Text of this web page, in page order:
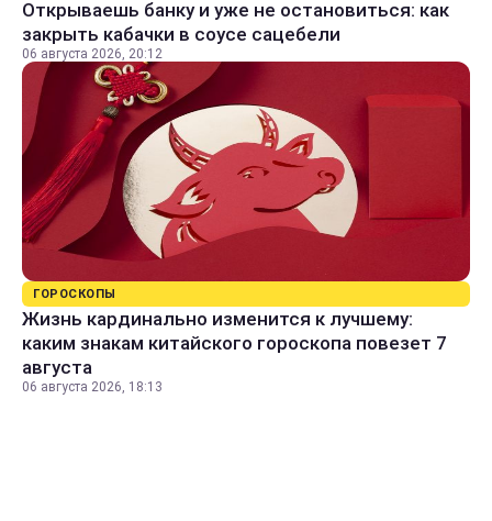
Открываешь банку и уже не остановиться: как
закрыть кабачки в соусе сацебели
06 августа 2026, 20:12
ГОРОСКОПЫ
Жизнь кардинально изменится к лучшему:
каким знакам китайского гороскопа повезет 7
августа
06 августа 2026, 18:13